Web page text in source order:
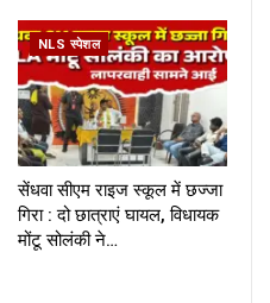
NLS स्पेशल
सेंधवा सीएम राइज स्कूल में छज्जा
गिरा : दो छात्राएं घायल, विधायक
मोंटू सोलंकी ने…